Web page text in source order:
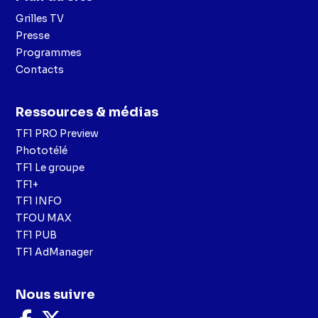
Grilles TV
Presse
Programmes
Contacts
Ressources & médias
TF1 PRO Preview
Phototélé
TF1 Le groupe
TF1+
TF1 INFO
TFOU MAX
TF1 PUB
TF1 AdManager
Nous suivre